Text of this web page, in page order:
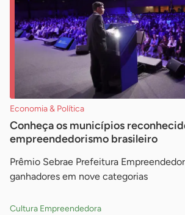
Economia & Política
Conheça os municípios
empreendedorismo brasileiro
Prêmio Sebrae Prefeitura
ganhadores em nove categorias
Cultura Empreendedora